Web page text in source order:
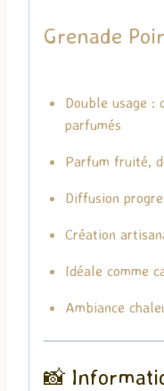
Grenade
Double usage :
parfumés
Parfum fruité,
Diffusion
Création
Idéale comme
Ambiance
📸